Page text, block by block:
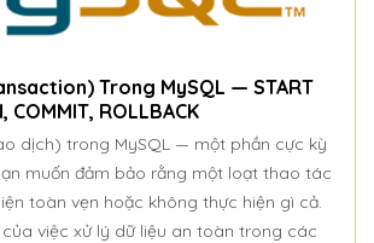
Trong MySQL — START
COMMIT, ROLLBACK
dịch) trong MySQL — một phần cực kỳ
muốn đảm bảo rằng một loạt thao tác
toàn vẹn hoặc không thực hiện gì cả.
việc xử lý dữ liệu an toàn trong các